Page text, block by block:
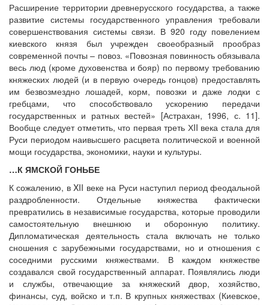
Расширение территории древнерусского государства, а также
развитие системы государственного управления требовали
совершенствования системы связи. В 920 году повелением
киевского князя был учрежден своеобразный прообраз
современной почты – повоз. «Повозная повинность обязывала
весь люд (кроме духовенства и бояр) по первому требованию
княжеских людей (и в первую очередь гонцов) предоставлять
им безвозмездно лошадей, корм, повозки и даже лодки с
гребцами, что способствовало ускорению передачи
государственных и ратных вестей» [Астрахан, 1996, с. 11].
Вообще следует отметить, что первая треть ХII века стала для
Руси периодом наивысшего расцвета политической и военной
мощи государства, экономики, науки и культуры.
…К ЯМСКОЙ ГОНЬБЕ
К сожалению, в XII веке на Руси наступил период феодальной
раздробленности. Отдельные княжества фактически
превратились в независимые государства, которые проводили
самостоятельную внешнюю и оборонную политику.
Дипломатическая деятельность стала включать не только
сношения с зарубежными государствами, но и отношения с
соседними русскими княжествами. В каждом княжестве
создавался свой государственный аппарат. Появлялись люди
и службы, отвечающие за княжеский двор, хозяйство,
финансы, суд, войско и т.п. В крупных княжествах (Киевское,